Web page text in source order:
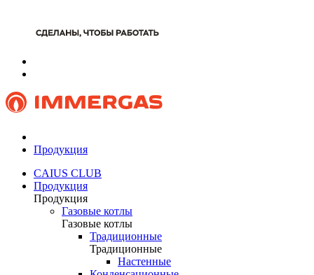
Продукция
CAIUS CLUB
Продукция
Продукция
Газовые котлы
Газовые котлы
Традиционные
Традиционные
Настенные